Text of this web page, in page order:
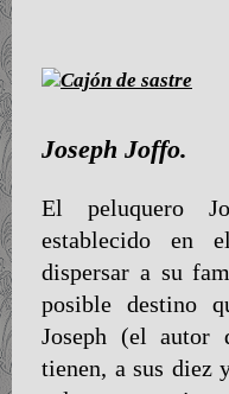
Joseph Joffo.
El peluquero
establecido en
dispersar a su
posible destino
Joseph (el autor
tienen, a sus diez